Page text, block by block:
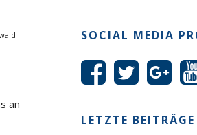
an
SOCIAL MEDIA
LETZTE BEITRÄGE